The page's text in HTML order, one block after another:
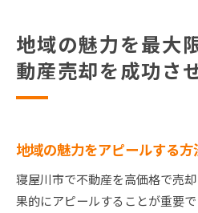
地域の魅力を最大
動産売却を成功さ
地域の魅力をアピールする方
寝屋川市で不動産を高価格で売
果的にアピールすることが重要